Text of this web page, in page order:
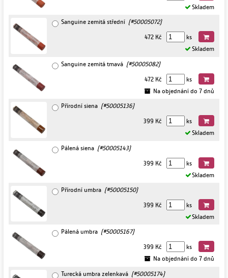
Skladem
Sanguine zemitá střední (#50005072)
472 Kč
ks
Skladem
Sanguine zemitá tmavá (#50005082)
472 Kč
ks
Na objednání do 7 dnů
Přírodní siena (#50005136)
399 Kč
ks
Skladem
Pálená siena (#50005143)
399 Kč
ks
Skladem
Přírodní umbra (#50005150)
399 Kč
ks
Skladem
Pálená umbra (#50005167)
399 Kč
ks
Na objednání do 7 dnů
Turecká umbra zelenkavá (#50005174)